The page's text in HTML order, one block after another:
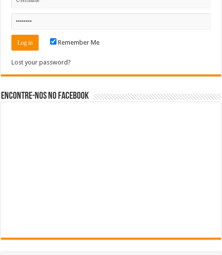
Remember Me
Lost your password?
Encontre-nos no Facebook